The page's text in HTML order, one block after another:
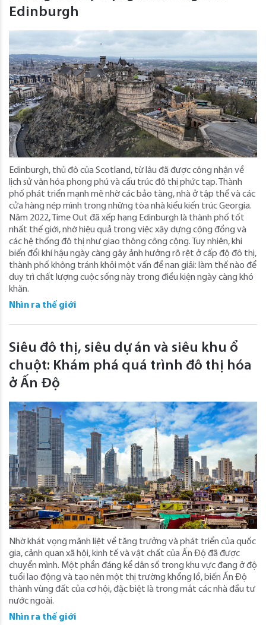
Edinburgh
Edinburgh, thủ đô của Scotland, từ lâu đã được công nhận về
lịch sử văn hóa phong phú và cấu trúc đô thị phức tạp. Thành
phố phát triển mạnh mẽ nhờ các bảo tàng, nhà ở tập thể và các
cửa hàng nép mình trong những tòa nhà kiểu kiến ​​trúc Georgia.
Năm 2022, Time Out đã xếp hạng Edinburgh là thành phố tốt
nhất thế giới, nhờ hiệu quả trong việc xây dựng cộng đồng và
các hệ thống đô thị như giao thông công cộng. Tuy nhiên, khi
biến đổi khí hậu ngày càng gây ảnh hưởng rõ rệt ở cấp độ đô thị,
thành phố không tránh khỏi một vấn đề nan giải: làm thế nào để
duy trì chất lượng cuộc sống này trong điều kiện ngày càng khó
khăn.
Nhìn ra thế giới
Siêu đô thị, siêu dự án và siêu khu ổ
chuột: Khám phá quá trình đô thị hóa
ở Ấn Độ
Nhờ khát vọng mãnh liệt về tăng trưởng và phát triển của quốc
gia, cảnh quan xã hội, kinh tế và vật chất của Ấn Độ đã được
chuyển mình. Một phần đáng kể dân số trong khu vực đang ở độ
tuổi lao động và tạo nên một thị trường khổng lồ, biến Ấn Độ
thành vùng đất của cơ hội, đặc biệt là trong mắt các nhà đầu tư
nước ngoài.
Nhìn ra thế giới